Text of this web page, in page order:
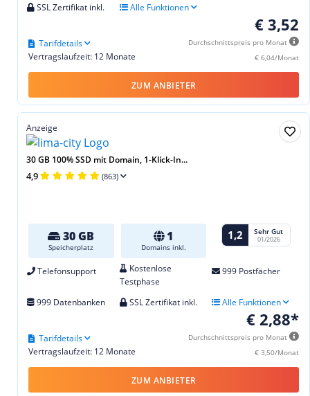
SSL Zertifikat inkl.
Alle Funktionen
€ 3,52
Durchschnittspreis pro Monat
€ 6,04/Monat
Vertragslaufzeit: 12 Monate
Tarifdetails
ZUM ANBIETER
Anzeige
30 GB 100% SSD mit Domain, 1-Klick-In...
4,9 (863)
30 GB
Speicherplatz
1
Domains inkl.
1,2 Sehr Gut
01/2026
Telefonsupport
Kostenlose
Testphase
999 Postfächer
999 Datenbanken SSL Zertifikat inkl. Alle Funktionen
€ 2,88*
Durchschnittspreis pro Monat
€ 3,50/Monat
Vertragslaufzeit: 12 Monate
Tarifdetails
ZUM ANBIETER